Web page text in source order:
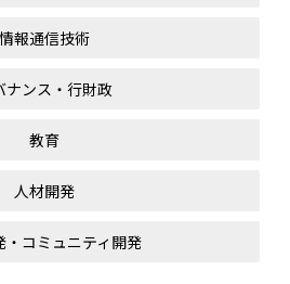
情報通信技術
ナンス・行財政
教育
人材開発
・コミュニティ開発